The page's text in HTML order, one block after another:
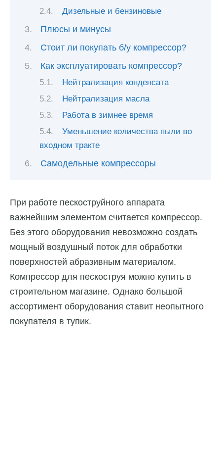
Дизельные и бензиновые
Плюсы и минусы
Стоит ли покупать б/у компрессор?
Как эксплуатировать компрессор?
Нейтрализация конденсата
Нейтрализация масла
Работа в зимнее время
Уменьшение количества пыли во
входном тракте
Самодельные компрессоры
При работе пескоструйного аппарата
важнейшим элементом считается компрессор.
Без этого оборудования невозможно создать
мощный воздушный поток для обработки
поверхностей абразивным материалом.
Компрессор для пескоструя можно купить в
строительном магазине. Однако большой
ассортимент оборудования ставит неопытного
покупателя в тупик.